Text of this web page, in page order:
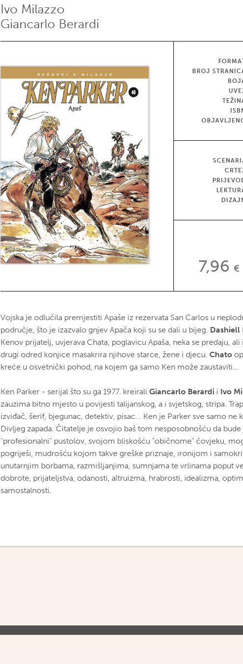
Ivo Milazzo
Giancarlo Berardi
BROJ
7,96 €
Vojska je odlučila premjestiti Apaše iz rezervata San Carlos u
područje, što je izazvalo gnjev Apača koji su se dali u bijeg. Dashiell
Kenov prijatelj, uvjerava Chata, poglavicu Apaša, neka se predaju,
drugi odred konjice masakrira njihove starce, žene i djecu. Chato
kreće u osvetnički pohod, na kojem ga samo Ken može zaustaviti...
Ken Parker - serijal što su ga 1977. kreirali Giancarlo Berardi i Ivo
zauzima bitno mjesto u povijesti talijanskog, a i svjetskog, stripa.
izviđač, šerif, bjegunac, detektiv, pisac... Ken je Parker sve samo ne
Divljeg zapada. Čitatelje je osvojio baš tom nesposobnošću da bude
"profesionalni" pustolov, svojom bliskošću "običnome" čovjeku,
pogriješi, mudrošću kojom takve greške priznaje, ironijom i
unutarnjim borbama, razmišljanjima, sumnjama te vrlinama poput
dobrote, prijateljstva, odanosti, altruizma, hrabrosti, idealizma,
samostalnosti.